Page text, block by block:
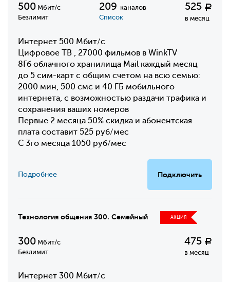
500 Мбит/с
Безлимит
209 каналов
Список
525 Р
в месяц
Интернет 500 Мбит/с
Цифровое ТВ , 27000 фильмов в WinkTV
8Гб облачного хранилища Mail каждый месяц
до 5 сим-карт с общим счетом на всю семью:
2000 мин, 500 смс и 40 ГБ мобильного
интернета, с возможностью раздачи трафика и
сохранения ваших номеров
Первые 2 месяца 50% скидка и абонентская
плата составит 525 руб/мес
С 3го месяца 1050 руб/мес
Подключить
Подробнее
Технология общения 300. Семейный АКЦИЯ
300 Мбит/с
Безлимит
475 Р
в месяц
Интернет 300 Мбит/с